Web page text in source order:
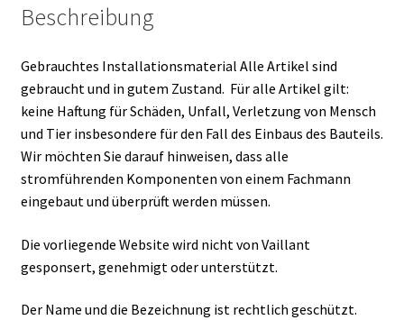
Beschreibung
Gebrauchtes Installationsmaterial Alle Artikel sind
gebraucht und in gutem Zustand. Für alle Artikel gilt:
keine Haftung für Schäden, Unfall, Verletzung von Mensch
und Tier insbesondere für den Fall des Einbaus des Bauteils.
Wir möchten Sie darauf hinweisen, dass alle
stromführenden Komponenten von einem Fachmann
eingebaut und überprüft werden müssen.
Die vorliegende Website wird nicht von Vaillant
gesponsert, genehmigt oder unterstützt.
Der Name und die Bezeichnung ist rechtlich geschützt.